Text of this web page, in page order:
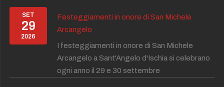
SET
29
2026
Festeggiamenti in onore di San Michele
Arcangelo
I festeggiamenti in onore di San Michele
Arcangelo a Sant'Angelo d'Ischia si celebrano
ogni anno il 29 e 30 settembre